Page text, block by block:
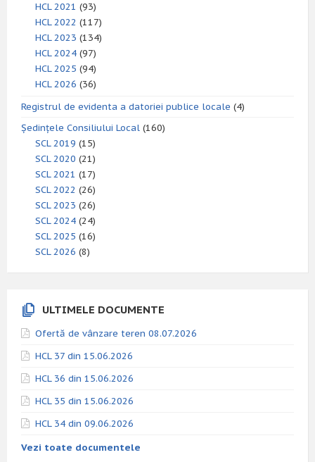
HCL 2021 (93)
HCL 2022 (117)
HCL 2023 (134)
HCL 2024 (97)
HCL 2025 (94)
HCL 2026 (36)
Registrul de evidenta a datoriei publice locale (4)
Ședințele Consiliului Local (160)
SCL 2019 (15)
SCL 2020 (21)
SCL 2021 (17)
SCL 2022 (26)
SCL 2023 (26)
SCL 2024 (24)
SCL 2025 (16)
SCL 2026 (8)
ULTIMELE DOCUMENTE
Ofertă de vânzare teren 08.07.2026
HCL 37 din 15.06.2026
HCL 36 din 15.06.2026
HCL 35 din 15.06.2026
HCL 34 din 09.06.2026
Vezi toate documentele